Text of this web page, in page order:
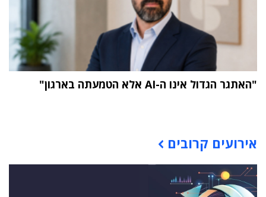
"האתגר הגדול אינו ה-AI אלא הטמעתה בארגון"
אירועים קרובים